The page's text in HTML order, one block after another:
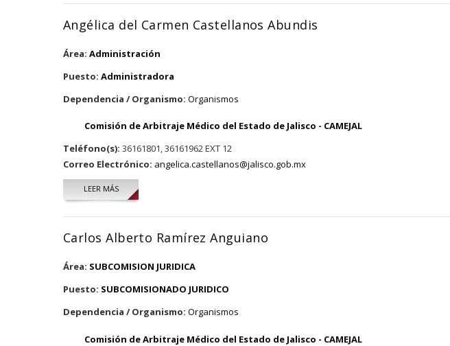
Angélica del Carmen Castellanos Abundis
Área: Administración
Puesto: Administradora
Dependencia / Organismo: Organismos
Comisión de Arbitraje Médico del Estado de Jalisco - CAMEJAL
Teléfono(s): 36161801, 36161962 EXT 12
Correo Electrónico: angelica.castellanos@jalisco.gob.mx
LEER MÁSSOBRE ANGÉLICA DEL CARMEN CASTELLANOS ABUNDIS
Carlos Alberto Ramírez Anguiano
Área: SUBCOMISION JURIDICA
Puesto: SUBCOMISIONADO JURIDICO
Dependencia / Organismo: Organismos
Comisión de Arbitraje Médico del Estado de Jalisco - CAMEJAL